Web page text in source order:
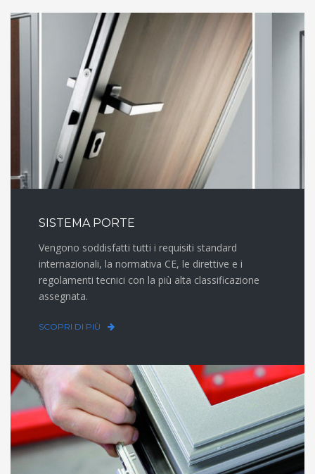
SISTEMA PORTE
Vengono soddisfatti tutti i requisiti standard
internazionali, la normativa CE, le direttive e i
regolamenti tecnici con la più alta classificazione
assegnata.
SCOPRI DI PIÙ